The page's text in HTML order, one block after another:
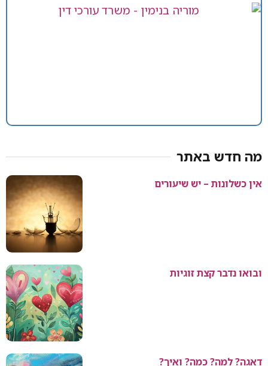
מה חדש באתר
אין כשלונות – יש שיעורים
ובואו נדבר קצת זוגיות
דאגה? למה? כמה? ואיך?